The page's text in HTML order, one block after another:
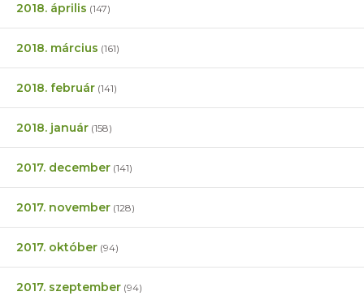
2018. április (147)
2018. március (161)
2018. február (141)
2018. január (158)
2017. december (141)
2017. november (128)
2017. október (94)
2017. szeptember (94)